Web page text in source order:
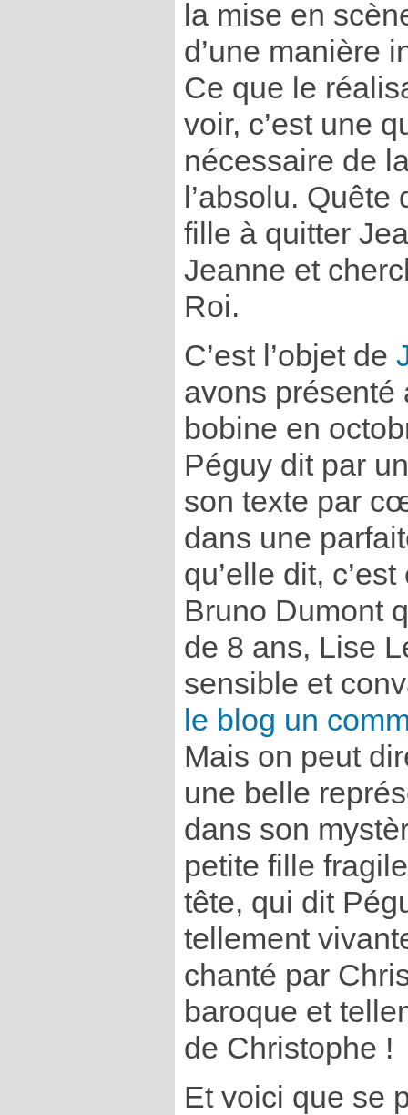
la mise en
d’une manière
Ce que le
voir, c’est une
nécessaire de
l’absolu.
fille à quitter
Jeanne et
Roi.
C’est l’objet de
avons présenté
bobine en
Péguy dit par
son texte par
dans une
qu’elle dit,
Bruno Dumont
de 8 ans, Lise
sensible et
le blog un
Mais on peut
une belle
dans son
petite fille
tête, qui dit
tellement
chanté par
baroque et
de Christophe !
Et voici que se